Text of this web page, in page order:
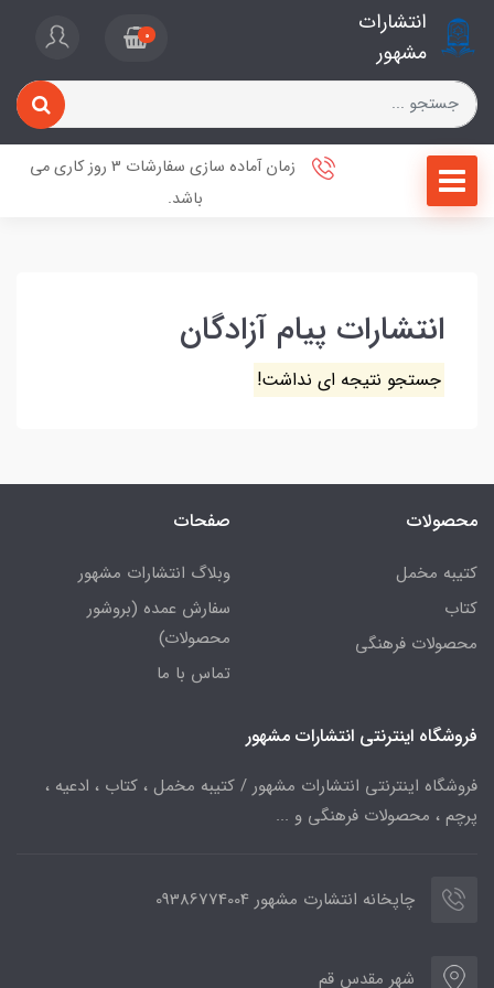
انتشارات
مشهور
0
زمان آماده سازی سفارشات 3 روز کاری می
باشد.
انتشارات پیام آزادگان
جستجو نتیجه ای نداشت!
محصولات
کتیبه مخمل
کتاب
محصولات فرهنگی
صفحات
وبلاگ انتشارات مشهور
سفارش عمده (بروشور
محصولات)
تماس با ما
فروشگاه اینترنتی انتشارات مشهور
فروشگاه اینترنتی انتشارات مشهور / کتیبه مخمل ، کتاب ، ادعیه ،
پرچم ، محصولات فرهنگی و ...
چاپخانه انتشارت مشهور 09386774004
شهر مقدس قم